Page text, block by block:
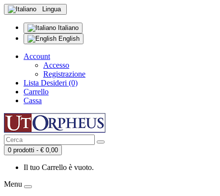
Lingua
Italiano
English
Account
Accesso
Registrazione
Lista Desideri (0)
Carrello
Cassa
0 prodotti - € 0,00
Il tuo Carrello è vuoto.
Menu